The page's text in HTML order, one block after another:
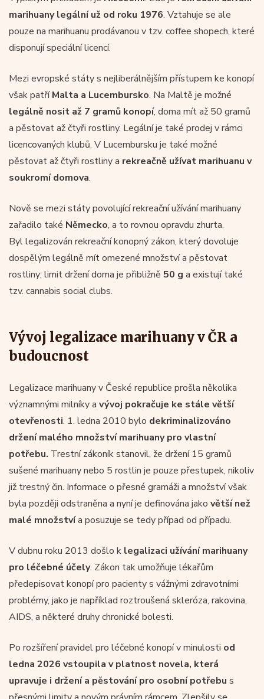
marihuany legální už od roku 1976. Vztahuje se ale
pouze na marihuanu prodávanou v tzv. coffee shopech, které
disponují speciální licencí.
Mezi evropské státy s nejliberálnějším přístupem ke konopí
však patříMalta a Lucembursko. Na Maltě je možné
legálně nosit až 7 gramů konopí, doma mít až 50 gramů
a pěstovat až čtyři rostliny. Legální je také prodej v rámci
licencovaných klubů. V Lucembursku je také možné
pěstovat až čtyři rostliny a rekreačně užívat marihuanu v
soukromí domova.
Nově se mezi státy povolující rekreační užívání marihuany
zařadilo také Německo, a to rovnou opravdu zhurta.
Byl legalizován rekreační konopný zákon, který dovoluje
dospělým legálně mít omezené množství a pěstovat
rostliny; limit držení doma je přibližně 50 g a existují také
tzv. cannabis social clubs.
Vývoj legalizace marihuany v ČR a
budoucnost
Legalizace marihuany v České republice prošla několika
významnými milníky a vývoj pokračuje ke stále větší
otevřenosti. 1. ledna 2010 bylo dekriminalizováno
držení malého množství marihuany pro vlastní
potřebu. Trestní zákoník stanovil, že držení 15 gramů
sušené marihuany nebo 5 rostlin je pouze přestupek, nikoliv
již trestný čin. Informace o přesné gramáži a množství však
byla později odstraněna a nyní je definována jako větší než
malé množstvía posuzuje se tedy případ od případu.
V dubnu roku 2013 došlo k legalizaci užívání marihuany
pro léčebné účely. Zákon tak umožňuje lékařům
předepisovat konopí pro pacienty s vážnými zdravotními
problémy, jako je například roztroušená skleróza, rakovina,
AIDS, a některé druhy chronické bolesti.
Po rozšíření pravidel pro léčebné konopí v minulosti od
ledna 2026 vstoupila v platnost novela, která
upravuje i držení a pěstování pro osobní potřebu s